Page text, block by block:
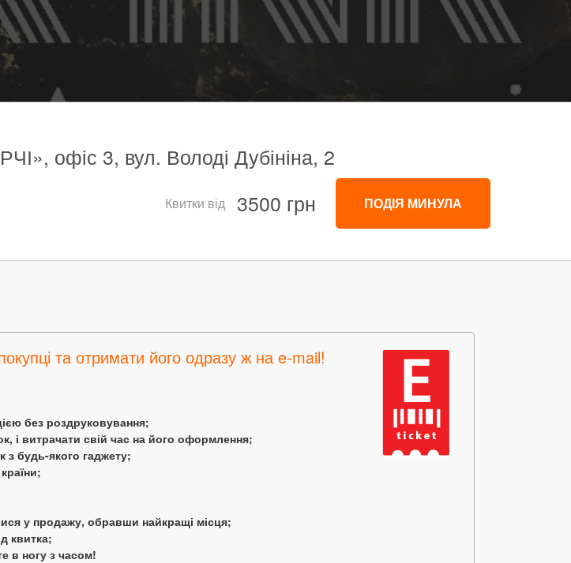
офіс 3, вул. Володі Дубініна, 2
Квитки від 3500 грн ПОДІЯ МИНУЛА
та отримати його одразу ж на e-mail!
без роздруковування;
і витрачати свій час на його оформлення;
з будь-якого гаджету;
у продажу, обравши найкращі місця;
квитка;
в ногу з часом!